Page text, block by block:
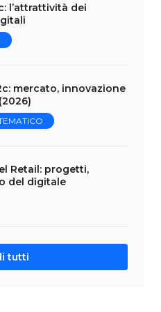
l’attrattività dei
mercato, innovazione
Retail: progetti,
del digitale
tutti